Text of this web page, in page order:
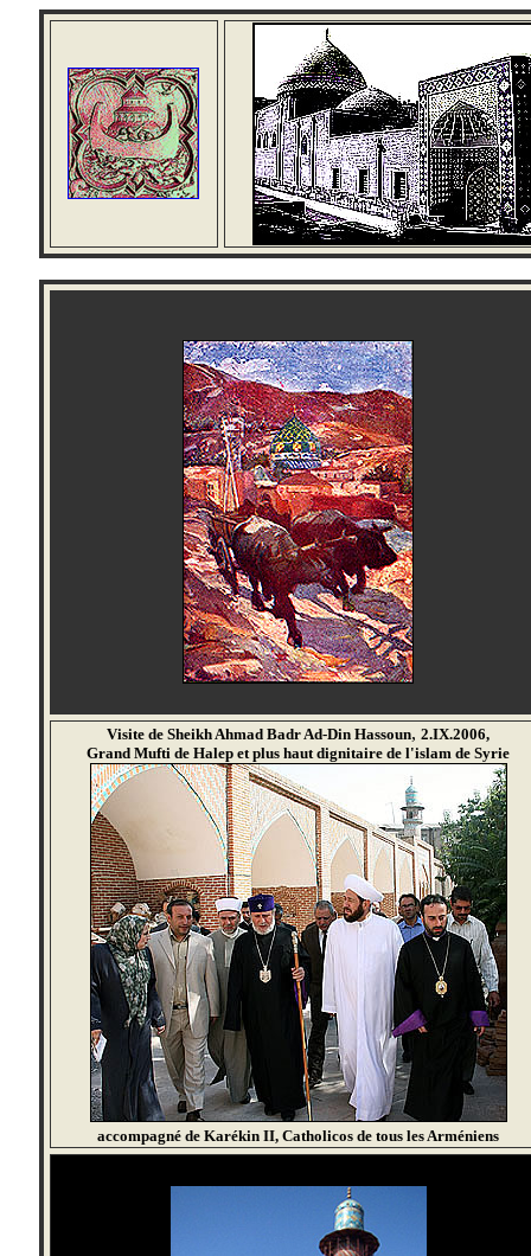
Visite de Sheikh Ahmad Badr Ad-Din Hassoun, 2.IX.2006,
Grand Mufti de Halep et plus haut dignitaire de l'islam de Syrie
accompagné de Karékin II, Catholicos de tous les Arméniens